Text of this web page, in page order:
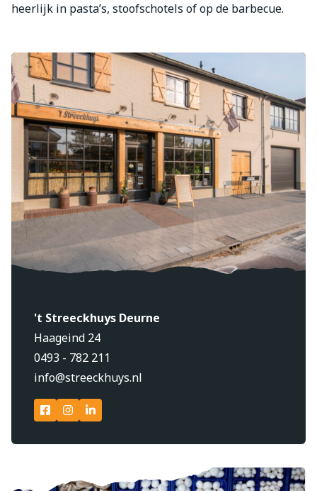
heerlijk in pasta’s, stoofschotels of op de barbecue.
't Streeckhuys Deurne
Haageind 24
0493 - 782 211
info@streeckhuys.nl